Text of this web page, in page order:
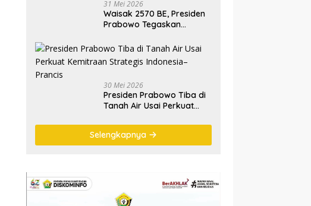
31 Mei 2026
Waisak 2570 BE, Presiden
Prabowo Tegaskan
Persaudaraan dan
Persatuan Bangsa
30 Mei 2026
Presiden Prabowo Tiba di
Tanah Air Usai Perkuat
Indonesia–Prancis
Selengkapnya